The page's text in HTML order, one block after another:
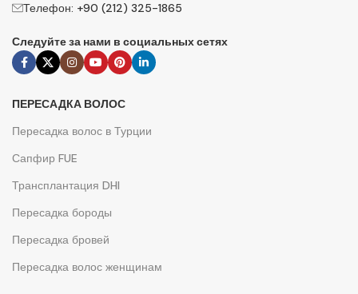
Телефон: +90 (212) 325-1865
Следуйте за нами в социальных сетях
ПЕРЕСАДКА ВОЛОС
Пересадка волос в Турции
Сапфир FUE
Трансплантация DHI
Пересадка бороды
Пересадка бровей
Пересадка волос женщинам